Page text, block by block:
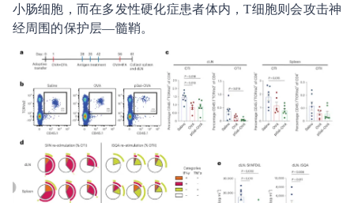
小肠细胞，而在多发性硬化症患者体内，T细胞则会攻击神
经周围的保护层—髓鞘。